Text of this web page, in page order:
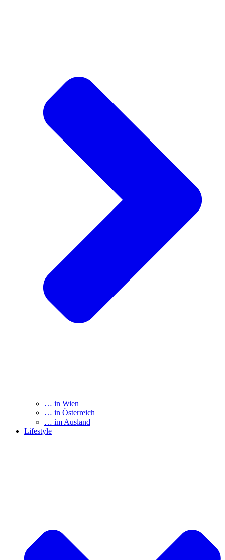
… in Wien
… in Österreich
… im Ausland
Lifestyle